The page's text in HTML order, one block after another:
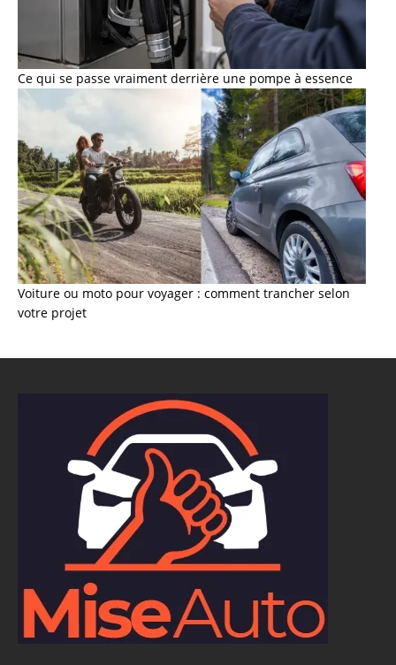
Ce qui se passe vraiment derrière une pompe à essence
Voiture ou moto pour voyager : comment trancher selon
votre projet